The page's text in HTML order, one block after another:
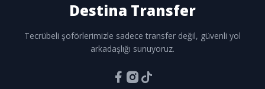
Destina Transfer
Tecrübeli şoförlerimizle sadece transfer değil, güvenli yol
arkadaşlığı sunuyoruz.